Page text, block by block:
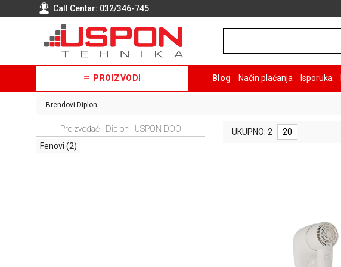
Call Centar: 032/346-745
PROIZVODI Blog Način plaćanja Isporuka
Brendovi Diplon
Proizvođač - Diplon - USPON DOO
Fenovi (2)
UKUPNO: 2 20